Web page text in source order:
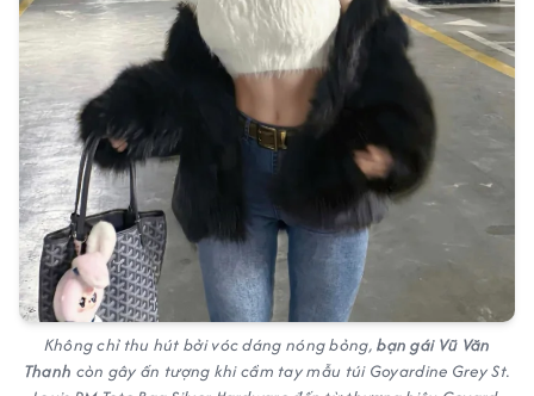
Không chỉ thu hút bởi vóc dáng nóng bỏng,bạn gái Vũ Văn
Thanh còn gây ấn tượng khi cầm tay mẫu túi Goyardine Grey St.